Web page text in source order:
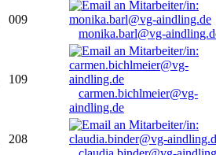
009
monika.barl@vg-
109
carmen.bichlmeier@vg-
aindling.de
208